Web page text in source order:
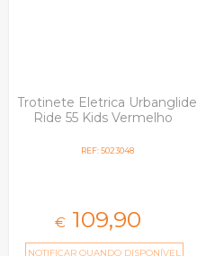
Trotinete Eletrica Urbanglide
Ride 55 Kids Vermelho
REF: 5023048
€ 109,90
NOTIFICAR QUANDO DISPONÍVEL